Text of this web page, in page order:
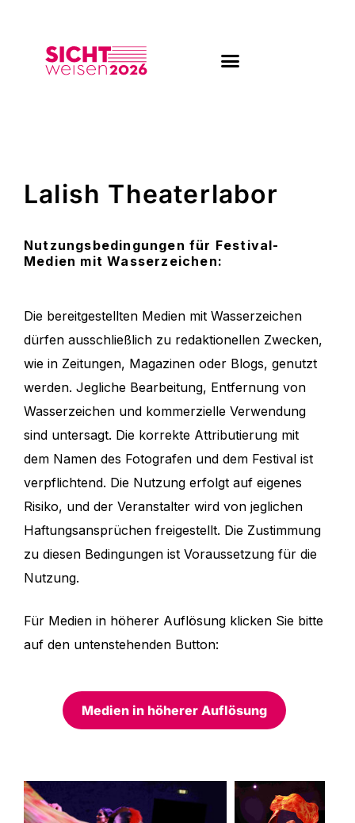
springen
Lalish Theaterlabor
Nutzungsbedingungen für Festival-
Medien mit Wasserzeichen:
Die bereitgestellten Medien mit Wasserzeichen
dürfen ausschließlich zu redaktionellen Zwecken,
wie in Zeitungen, Magazinen oder Blogs, genutzt
werden. Jegliche Bearbeitung, Entfernung von
Wasserzeichen und kommerzielle Verwendung
sind untersagt. Die korrekte Attributierung mit
dem Namen des Fotografen und dem Festival ist
verpflichtend. Die Nutzung erfolgt auf eigenes
Risiko, und der Veranstalter wird von jeglichen
Haftungsansprüchen freigestellt. Die Zustimmung
zu diesen Bedingungen ist Voraussetzung für die
Nutzung.
Für Medien in höherer Auflösung klicken Sie bitte
auf den untenstehenden Button:
Medien in höherer Auflösung